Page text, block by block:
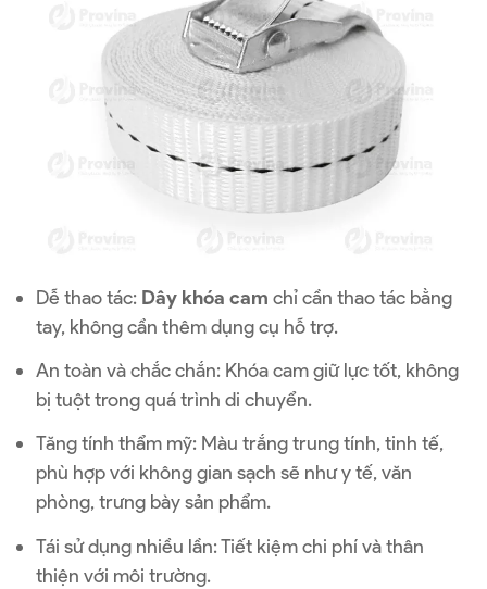
Dễ thao tác: Dây khóa cam chỉ cần thao tác bằng
tay, không cần thêm dụng cụ hỗ trợ.
An toàn và chắc chắn: Khóa cam giữ lực tốt, không
bị tuột trong quá trình di chuyển.
Tăng tính thẩm mỹ: Màu trắng trung tính, tinh tế,
phù hợp với không gian sạch sẽ như y tế, văn
phòng, trưng bày sản phẩm.
Tái sử dụng nhiều lần: Tiết kiệm chi phí và thân
thiện với môi trường.